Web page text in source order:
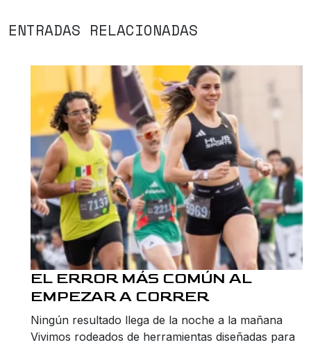
ENTRADAS RELACIONADAS
EL ERROR MÁS COMÚN AL
EMPEZAR A CORRER
Ningún resultado llega de la noche a la mañana
Vivimos rodeados de herramientas diseñadas para